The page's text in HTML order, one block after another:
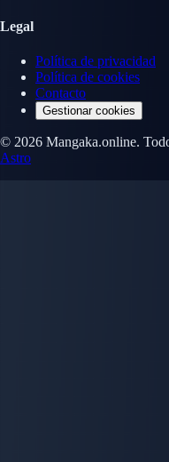
Legal
Política de privacidad
Política de cookies
Contacto
Gestionar cookies
© 2026 Mangaka.online.
Astro